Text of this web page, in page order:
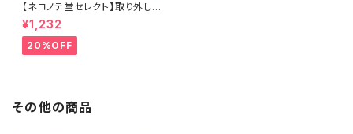
【ネコノテ堂セレクト】取り外し可
能 バンダナ or 蝶ネクタイ ペッ
ト首輪 チェック柄2種類 ベー
ジュ ブラウン リボン 安全
首輪 犬 猫
¥1,232
20%OFF
その他の商品